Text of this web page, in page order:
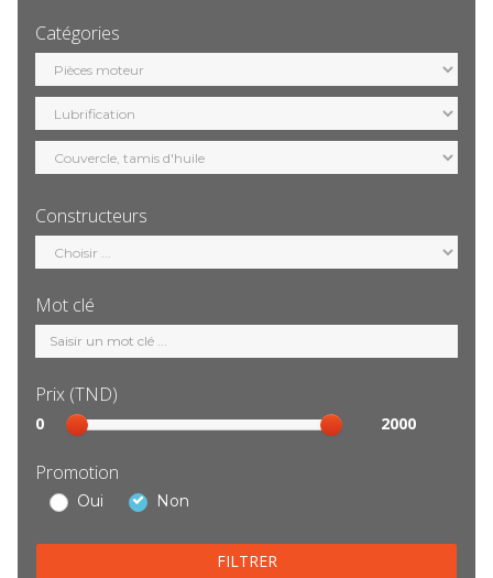
Catégories
Sélection
catégorie
Constructeurs
Sélection
constructeur
Mot clé
Mot
clé
Prix (TND)
Sélection
prix
0 2000
Promotion
Oui Non